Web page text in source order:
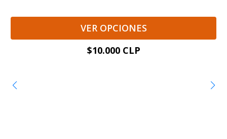
VER OPCIONES
$10.000 CLP